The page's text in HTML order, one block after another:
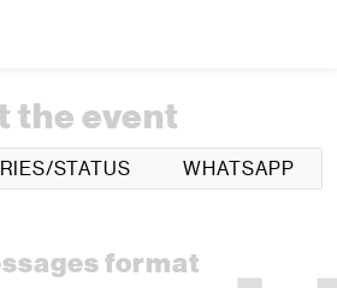
the event
STATUS WHATSAPP
format